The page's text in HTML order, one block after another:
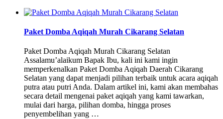
Paket Domba Aqiqah Murah Cikarang Selatan
Paket Domba Aqiqah Murah Cikarang Selatan
Assalamu’alaikum Bapak Ibu, kali ini kami ingin
memperkenalkan Paket Domba Aqiqah Daerah Cikarang
Selatan yang dapat menjadi pilihan terbaik untuk acara aqiqah
putra atau putri Anda. Dalam artikel ini, kami akan membahas
secara detail mengenai paket aqiqah yang kami tawarkan,
mulai dari harga, pilihan domba, hingga proses
penyembelihan yang …